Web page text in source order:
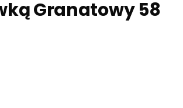
Granatowy 58